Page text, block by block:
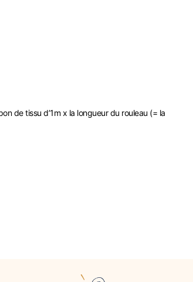
de tissu d’1m x la longueur du rouleau (= la